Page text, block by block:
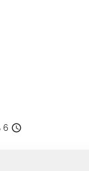
access_time 6 دقيقة قراءة